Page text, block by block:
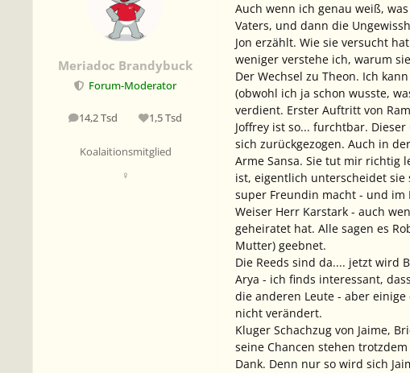
Meriadoc Brandybuck
Forum-Moderator
14,2 Tsd
Beiträge 1,5 Tsd
Reputation
Koalaitionsmitglied
♀
Auch wenn ich genau weiß,
Vaters, und dann die
Jon erzählt. Wie sie versucht
weniger verstehe ich, warum
Der Wechsel zu Theon. Ich
(obwohl ich ja schon wusste,
verdient. Erster Auftritt von
Joffrey ist so... furchtbar.
sich zurückgezogen. Auch in
Arme Sansa. Sie tut mir richtig
ist, eigentlich unterscheidet sie
super Freundin macht - und im
Weiser Herr Karstark - auch
geheiratet hat. Alle sagen es
Mutter) geebnet.
Die Reeds sind da.... jetzt wird
Arya - ich finds interessant,
die anderen Leute - aber
nicht verändert.
Kluger Schachzug von Jaime,
seine Chancen stehen
Dank. Denn nur so wird sich